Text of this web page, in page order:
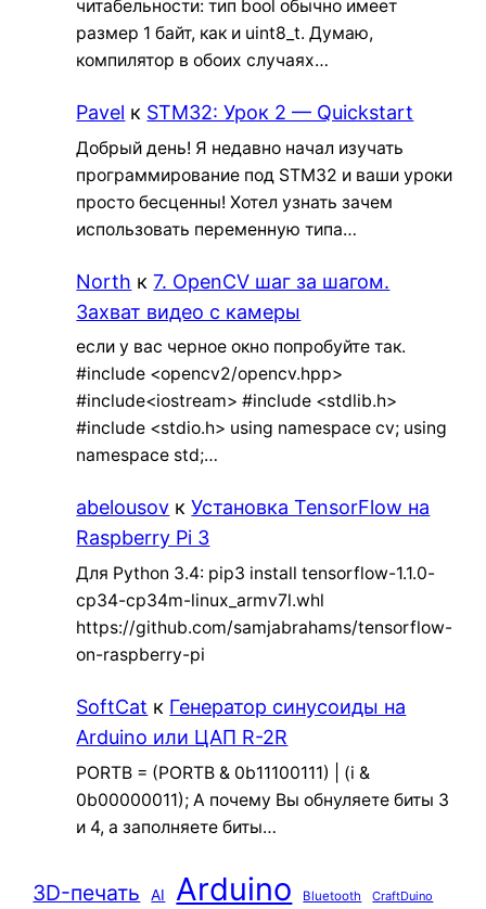
читабельности: тип bool обычно имеет
размер 1 байт, как и uint8_t. Думаю,
компилятор в обоих случаях…
Pavel к STM32: Урок 2 — Quickstart
Добрый день! Я недавно начал изучать
программирование под STM32 и ваши уроки
просто бесценны! Хотел узнать зачем
использовать переменную типа…
North к7. OpenCV шаг за шагом.
Захват видео с камеры
если у вас черное окно попробуйте так.
#include <opencv2/opencv.hpp>
#include<iostream> #include <stdlib.h>
#include <stdio.h> using namespace cv; using
namespace std;…
abelousov кУстановка TensorFlow на
Raspberry Pi 3
Для Python 3.4: pip3 install tensorflow-1.1.0-
cp34-cp34m-linux_armv7l.whl
https://github.com/samjabrahams/tensorflow-
on-raspberry-pi
SoftCat к Генератор синусоиды на
Arduino или ЦАП R-2R
PORTB = (PORTB & 0b11100111) | (i &
0b00000011); А почему Вы обнуляете биты 3
и 4, а заполняете биты…
3D-печать AI Arduino Bluetooth CraftDuino